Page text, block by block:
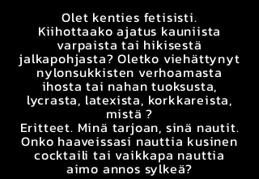
Olet kenties fetisisti.
Kiihottaako ajatus kauniista
varpaista tai hikisestä
jalkapohjasta? Oletko viehättynyt
nylonsukkisten verhoamasta
ihosta tai nahan tuoksusta,
lycrasta, latexista, korkkareista,
mistä ?
Eritteet. Minä tarjoan, sinä nautit.
Onko haaveissasi nauttia kusinen
cocktaili tai vaikkapa nauttia
aimo annos sylkeä?​​